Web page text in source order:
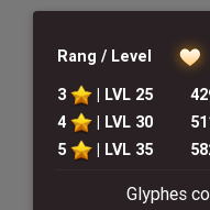
Rang / Level
3
| LVL 25
4
| LVL 30
5
| LVL 35
Glyphes